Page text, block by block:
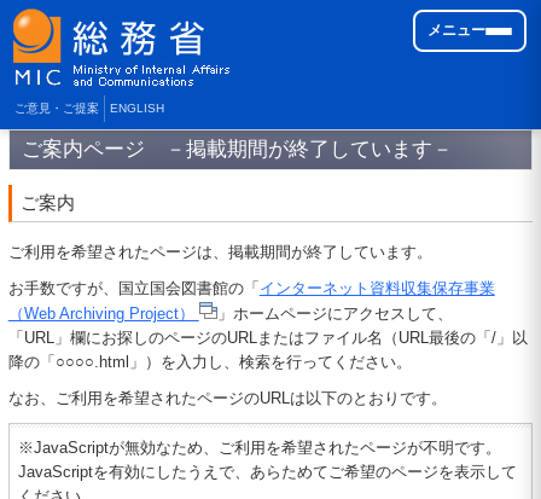
ご意見・ご提案 ENGLISH
メニュー
ご案内ページ －掲載期間が終了しています－
ご案内
ご利用を希望されたページは、掲載期間が終了しています。
お手数ですが、国立国会図書館の「 インターネット資料収集保存事業
（Web Archiving Project）
」ホームページにアクセスして、
「URL」欄にお探しのページのURLまたはファイル名（URL最後の「/」以
降の「○○○○.html」）を入力し、検索を行ってください。
なお、ご利用を希望されたページのURLは以下のとおりです。
※JavaScriptが無効なため、ご利用を希望されたページが不明です。
JavaScriptを有効にしたうえで、あらためてご希望のページを表示して